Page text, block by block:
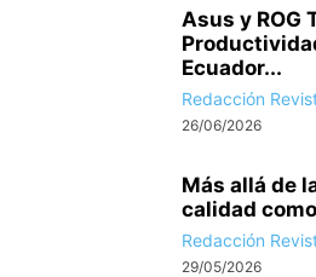
Asus y ROG
Ecuador...
Redacción
26/06/2026
Más allá de
calidad
Redacción
29/05/2026